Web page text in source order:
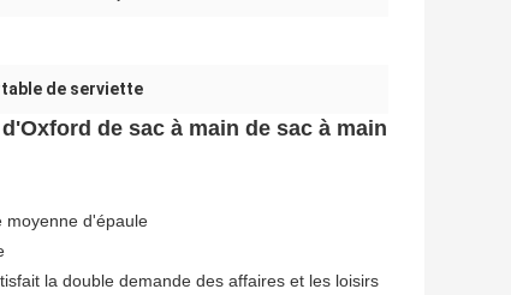
de serviette
de sac à main de sac à main
moyenne d'épaule
la double demande des affaires et les loisirs